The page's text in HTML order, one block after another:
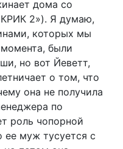
дома со
2»). Я думаю,
которых мы
были
но вот Йеветт,
о том, что
она не получила
по
роль чопорной
ее муж тусуется с